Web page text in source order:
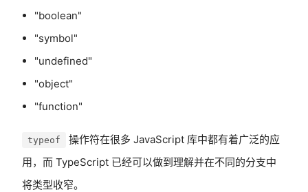
"boolean"
"symbol"
"undefined"
"object"
"function"
typeof
操作符在很多 JavaScript 库中都有着广泛的应
用，而 TypeScript 已经可以做到理解并在不同的分支中
将类型收窄。